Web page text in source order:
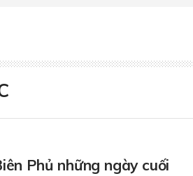
Phủ những ngày cuối